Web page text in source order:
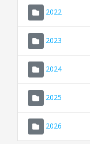
2022
2023
2024
2025
2026